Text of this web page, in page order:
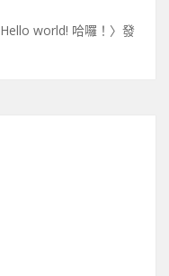
Hello world! 哈囉！ 〉發